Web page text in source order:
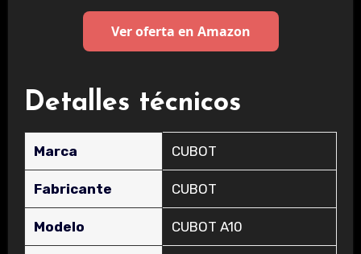
Ver oferta en Amazon
Detalles técnicos
Marca ‎CUBOT
Fabricante ‎CUBOT
Modelo ‎CUBOT A10